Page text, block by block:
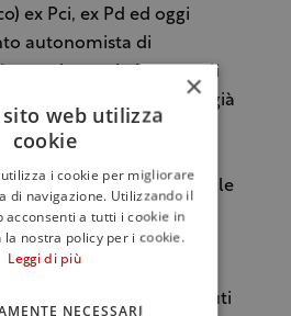
ex Pci, ex Pd ed oggi
autonomista di
un volto notissimo tra gli
foss’altro perché ha già
assessore oltre una
ha sempre seguito da
delle campagne e delle
del governo
ad oggi. Si sono succeduti
×
web utilizza
cookie
i cookie per migliorare
di navigazione. Utilizzando il
acconsenti a tutti i cookie in
nostra policy per i cookie.
Leggi di più
NECESSARI